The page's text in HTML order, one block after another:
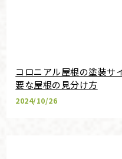
コロニアル屋根の塗装サ
要な屋根の見分け方
2024/10/26